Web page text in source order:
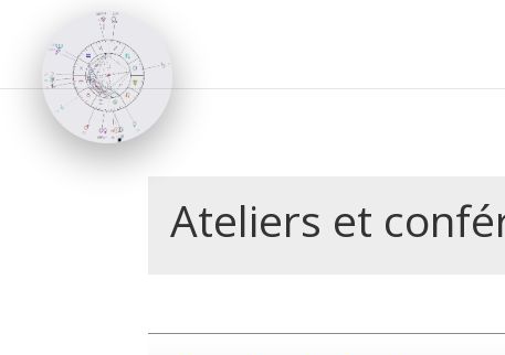
Ateliers et